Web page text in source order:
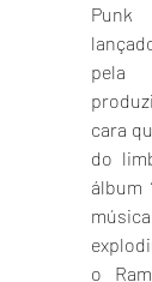
Punk
pela
cara
do
álbum
o